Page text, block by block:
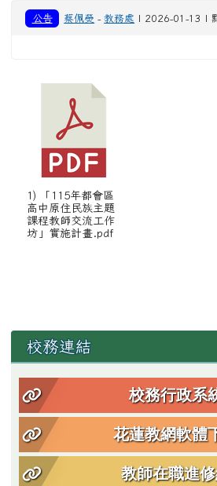
公告 蔡佩熒 -教務處 | 2026-01-13 |
1) 「115年都會區
高中原住民族主題
課程教師交流工作
坊」實施計畫.pdf
左邊區域內容
校務連結
校務行政系
花蓮教網軟體
教師在職進